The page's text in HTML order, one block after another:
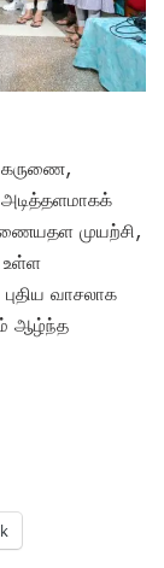
கருணை,
முயற்சி,
உள்ள
வாசலாக
ஆழ்ந்த